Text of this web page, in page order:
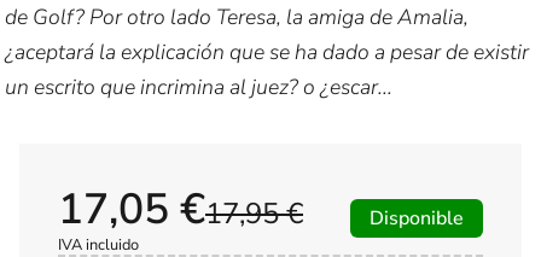
de Golf? Por otro lado Teresa, la amiga de Amalia,
¿aceptará la explicación que se ha dado a pesar de existir
un escrito que incrimina al juez? o ¿escar...
17,95 €
17,05 €
IVA incluido
Disponible